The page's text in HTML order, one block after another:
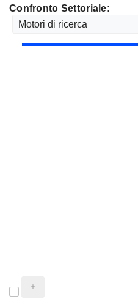
Confronto Settoriale: